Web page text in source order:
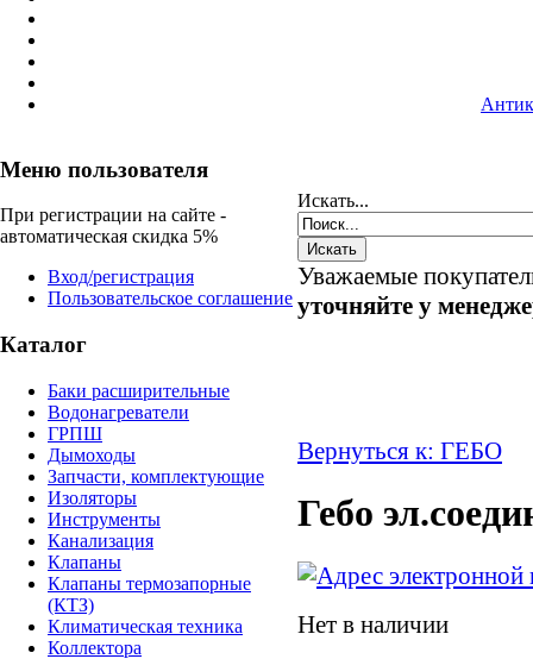
Меню пользователя
При регистрации на сайте -
автоматическая скидка 5%
Вход/регистрация
Пользовательское соглашение
Каталог
Баки расширительные
Водонагреватели
ГРПШ
Дымоходы
Запчасти, комплектующие
Изоляторы
Инструменты
Канализация
Клапаны
Клапаны термозапорные
(КТЗ)
Климатическая техника
Коллектора
Искать...
Уважаемые
уточняйте у
Вернуться к: ГЕБО
Гебо
Нет в наличии